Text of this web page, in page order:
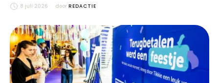
8 juli 2026 door REDACTIE